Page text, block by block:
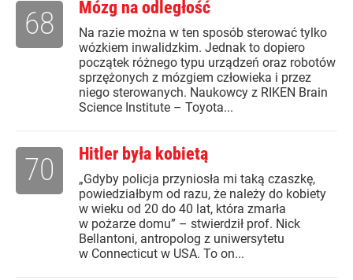
Mózg na odległość
Na razie można w ten sposób sterować tylko
wózkiem inwalidzkim. Jednak to dopiero
początek różnego typu urządzeń oraz robotów
sprzężonych z mózgiem człowieka i przez
niego sterowanych. Naukowcy z RIKEN Brain
Science Institute – Toyota...
68
Hitler była kobietą
„Gdyby policja przyniosła mi taką czaszkę,
powiedziałbym od razu, że należy do kobiety
w wieku od 20 do 40 lat, która zmarła
w pożarze domu” – stwierdził prof. Nick
Bellantoni, antropolog z uniwersytetu
w Connecticut w USA. To on...
70